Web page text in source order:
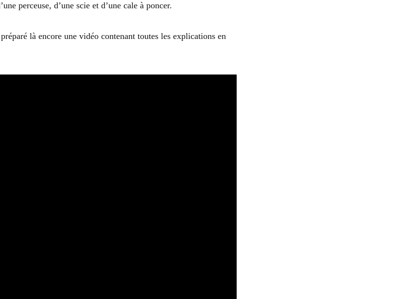
perceuse, d’une scie et d’une cale à poncer.
là encore une vidéo contenant toutes les explications en